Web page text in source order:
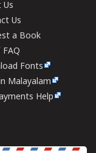
Us
Us
a Book
FAQ
Fonts
Malayalam
Help